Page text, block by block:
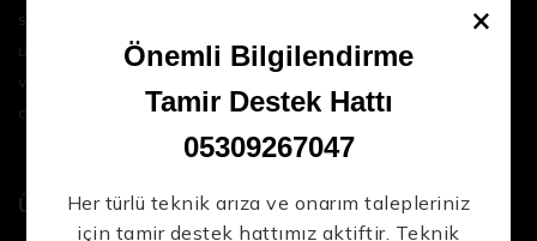
sektördeki en son teknolojileri ve yüksek kaliteli
ürünleri bir araya getirerek iş süreçlerinizi daha
verimli ve sorunsuz hale getirmenize yardımcı
oluyoruz.
Ürünler
×
Önemli Bilgilendirme
Tamir Destek Hattı
05309267047
Her türlü teknik arıza ve onarım talepleriniz
için tamir destek hattımız aktiftir. Teknik